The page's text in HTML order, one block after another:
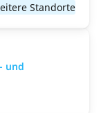
Standorte
und